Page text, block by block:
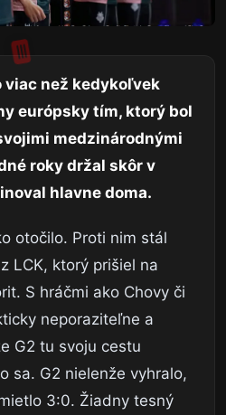
viac než kedykoľvek
európsky tím, ktorý bol
medzinárodnými
roky držal skôr v
hlavne doma.
otočilo. Proti nim stál
LCK, ktorý prišiel na
S hráčmi ako Chovy či
neporaziteľne a
G2 tu svoju cestu
sa. G2 nielenže vyhralo,
3:0. Žiadny tesný